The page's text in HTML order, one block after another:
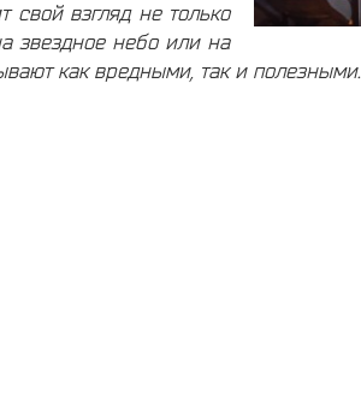
свой взгляд не только
звездное небо или на
как вредными, так и полезными.